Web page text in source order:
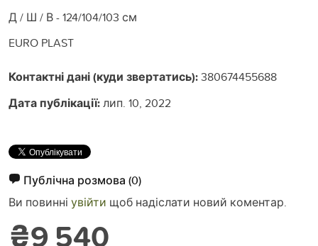
Д / Ш / В - 124/104/103 см
EURO PLAST
Контактні дані (куди звертатись):380674455688
Дата публікації:лип. 10, 2022
Публічна розмова (0)
Ви повинні увійти щоб надіслати новий коментар.
₴9 540